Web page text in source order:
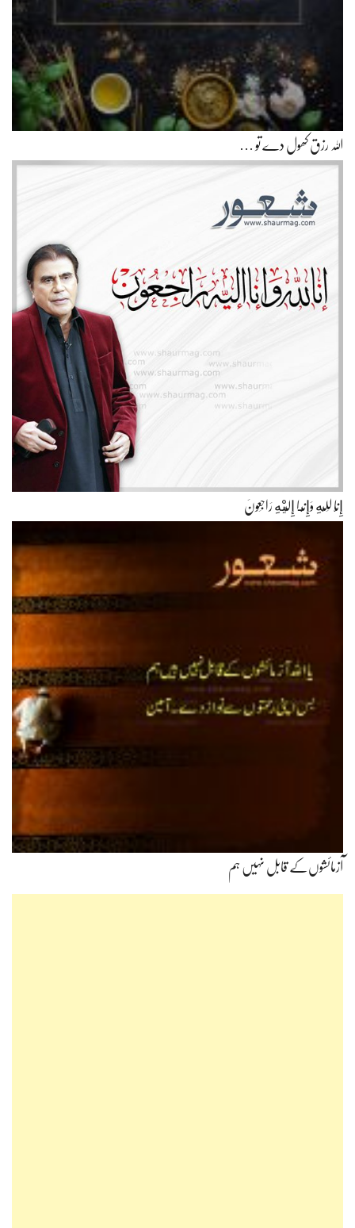
اللہ رزق کھول دے تو …
إِنَّا لِلّهِ وَإِنَّـا إِلَيْهِ رَاجِعونَ
آزمائشوں‌کے قابل نہیں ہم